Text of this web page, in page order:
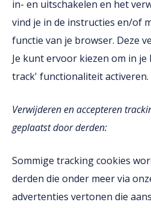
in- en uitschakelen en het
vind je in de instructies en/of
functie van je browser. Deze
Je kunt ervoor kiezen om in
track' functionaliteit activeren.
Verwijderen en accepteren
geplaatst door derden:
Sommige tracking cookies
derden die onder meer via
advertenties vertonen die